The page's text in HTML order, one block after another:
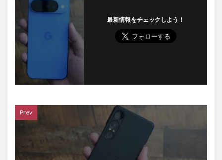
最新情報をチェックしよう！
Prev